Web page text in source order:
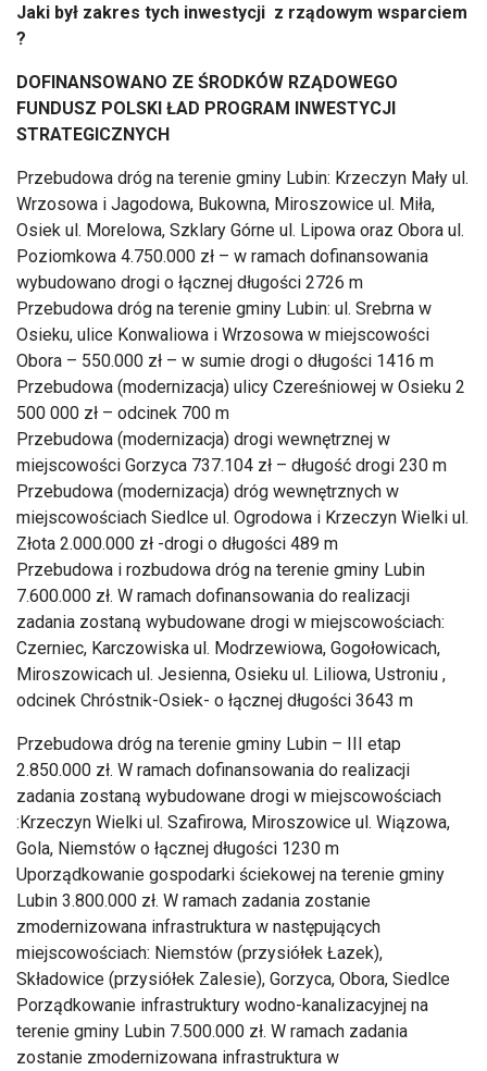
Jaki był zakres tych inwestycji z rządowym wsparciem
?
DOFINANSOWANO ZE ŚRODKÓW RZĄDOWEGO
FUNDUSZ POLSKI ŁAD PROGRAM INWESTYCJI
STRATEGICZNYCH
Przebudowa dróg na terenie gminy Lubin: Krzeczyn Mały ul.
Wrzosowa i Jagodowa, Bukowna, Miroszowice ul. Miła,
Osiek ul. Morelowa, Szklary Górne ul. Lipowa oraz Obora ul.
Poziomkowa 4.750.000 zł – w ramach dofinansowania
wybudowano drogi o łącznej długości 2726 m
Przebudowa dróg na terenie gminy Lubin: ul. Srebrna w
Osieku, ulice Konwaliowa i Wrzosowa w miejscowości
Obora – 550.000 zł – w sumie drogi o długości 1416 m
Przebudowa (modernizacja) ulicy Czereśniowej w Osieku 2
500 000 zł – odcinek 700 m
Przebudowa (modernizacja) drogi wewnętrznej w
miejscowości Gorzyca 737.104 zł – długość drogi 230 m
Przebudowa (modernizacja) dróg wewnętrznych w
miejscowościach Siedlce ul. Ogrodowa i Krzeczyn Wielki ul.
Złota 2.000.000 zł -drogi o długości 489 m
Przebudowa i rozbudowa dróg na terenie gminy Lubin
7.600.000 zł. W ramach dofinansowania do realizacji
zadania zostaną wybudowane drogi w miejscowościach:
Czerniec, Karczowiska ul. Modrzewiowa, Gogołowicach,
Miroszowicach ul. Jesienna, Osieku ul. Liliowa, Ustroniu ,
odcinek Chróstnik-Osiek- o łącznej długości 3643 m
Przebudowa dróg na terenie gminy Lubin – III etap
2.850.000 zł. W ramach dofinansowania do realizacji
zadania zostaną wybudowane drogi w miejscowościach
:Krzeczyn Wielki ul. Szafirowa, Miroszowice ul. Wiązowa,
Gola, Niemstów o łącznej długości 1230 m
Uporządkowanie gospodarki ściekowej na terenie gminy
Lubin 3.800.000 zł. W ramach zadania zostanie
zmodernizowana infrastruktura w następujących
miejscowościach: Niemstów (przysiółek Łazek),
Składowice (przysiółek Zalesie), Gorzyca, Obora, Siedlce
Porządkowanie infrastruktury wodno-kanalizacyjnej na
terenie gminy Lubin 7.500.000 zł. W ramach zadania
zostanie zmodernizowana infrastruktura w